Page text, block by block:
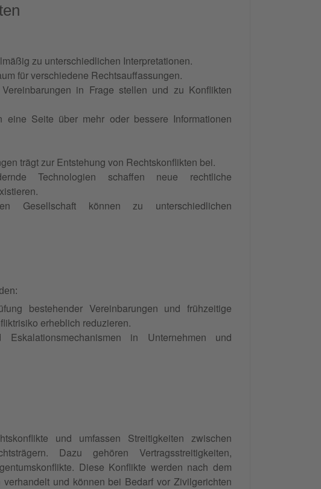
zu unterschiedlichen Interpretationen.
für verschiedene Rechtsauffassungen.
in Frage stellen und zu Konflikten
eine Seite über mehr oder bessere Informationen
trägt zur Entstehung von Rechtskonflikten bei.
Technologien schaffen neue rechtliche
Gesellschaft können zu unterschiedlichen
bestehender Vereinbarungen und frühzeitige
erheblich reduzieren.
in Unternehmen und
und umfassen Streitigkeiten zwischen
Dazu gehören Vertragsstreitigkeiten,
Diese Konflikte werden nach dem
und können bei Bedarf vor Zivilgerichten